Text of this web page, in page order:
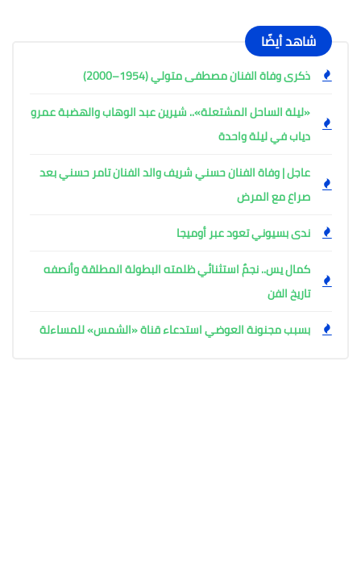
شاهد أيضًا
ذكرى وفاة الفنان مصطفى متولي (1954–2000)
«ليلة الساحل المشتعلة».. شيرين عبد الوهاب والهضبة عمرو
دياب في ليلة واحدة
عاجل | وفاة الفنان حسني شريف والد الفنان تامر حسني بعد
صراع مع المرض
ندى بسيوني تعود عبر أوميجا
كمال يس.. نجمٌ استثنائي ظلمته البطولة المطلقة وأنصفه
تاريخ الفن
بسبب مجنونة العوضي استدعاء قناة «الشمس» للمساءلة